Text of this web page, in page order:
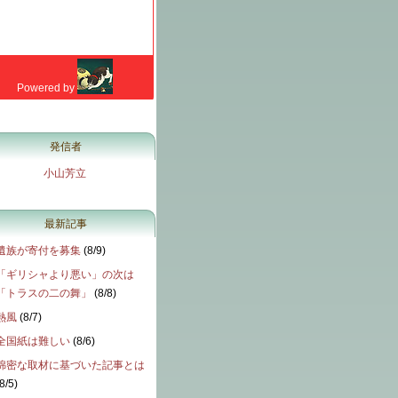
発信者
小山芳立
最新記事
族が寄付を募集 (8/9)
ギリシャより悪い」の次は
トラスの二の舞」
(8/8)
風 (8/7)
国紙は難しい (8/6)
密な取材に基づいた記事とは
8/5)